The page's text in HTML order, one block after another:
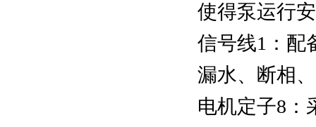
使得泵运行
信号线1：配
漏水、断相
电机定子8：